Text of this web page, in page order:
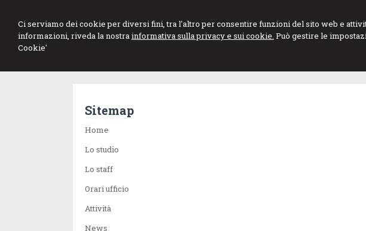
Ci serviamo dei cookie per diversi fini, tra l'altro per consentire funzioni del sito web e
informazioni, riveda la nostrainformativa sulla privacy e sui cookie. Può gestire le
Cookie'
Studio Professionale
Lopedote
Sitemap
Home
Lo studio
Lo staff
Orari ufficio
Attività
News